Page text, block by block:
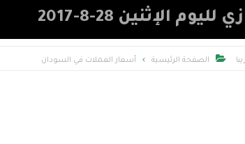
لليوم الإثنين 28-8-2017
 الصفحة الرئيسية أسعار العملات في السودان